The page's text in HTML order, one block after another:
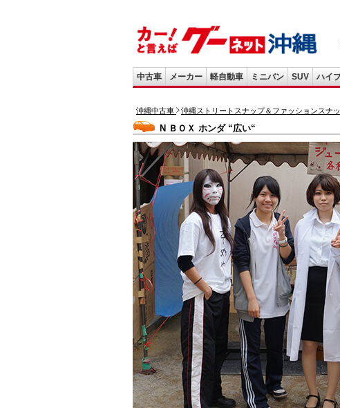
中古車 メーカー 軽自動車 ミニバン SUV ハイ
沖縄中古車 沖縄ストリートスナップ＆ファッションスナ
N ＢＯＸ ホンダ “広い“